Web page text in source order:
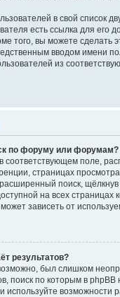
в свой список
есть ссылка для его
того, вы можете сделать
вводом имени
из
по форуму или форумам?
соответствующем поле,
страницах
поиск, щёлкнув
на всех страницах
зависеть от
результатов?
был слишком
поиск по которым в phpBB
используйте возможности